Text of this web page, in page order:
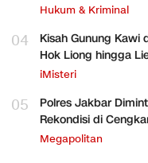
Hukum & Kriminal
04
Kisah Gunung Kawi
Hok Liong hingga
iMisteri
05
Polres Jakbar
Rekondisi di
Megapolitan